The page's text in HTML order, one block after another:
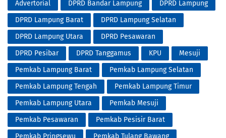
Advertorial DPRD Bandar Lampung
DPRD Lampung
DPRD Lampung Barat
DPRD Lampung Selatan
DPRD Lampung Utara
DPRD Pesawaran
DPRD Pesibar
DPRD Tanggamus KPU
Mesuji
Pemkab Lampung Barat
Pemkab Lampung Selatan
Pemkab Lampung Tengah
Pemkab Lampung Timur
Pemkab Lampung Utara
Pemkab Mesuji
Pemkab Pesawaran
Pemkab Pesisir Barat
Pemkab Pringsewu
Pemkab Tulang Bawang